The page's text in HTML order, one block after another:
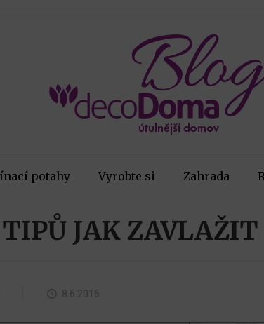
potahy Vyrobte si Zahrada
JAK ZAVLAŽIT
8.6.2016